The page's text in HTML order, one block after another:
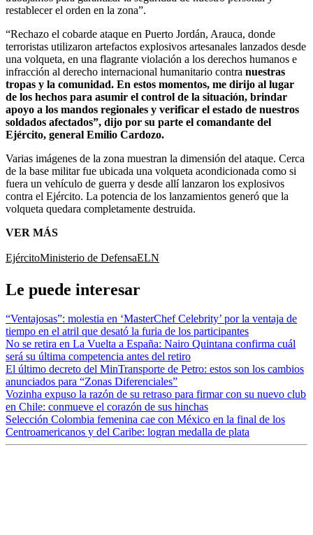
restablecer el orden en la zona”.
“Rechazo el cobarde ataque en Puerto Jordán, Arauca, donde
terroristas utilizaron artefactos explosivos artesanales lanzados desde
una volqueta, en una flagrante violación a los derechos humanos e
infracción al derecho internacional humanitario contra nuestras
tropas y la comunidad. En estos momentos, me dirijo al lugar
de los hechos para asumir el control de la situación, brindar
apoyo a los mandos regionales y verificar el estado de nuestros
soldados afectados”, dijo por su parte el comandante del
Ejército, general Emilio Cardozo.
Varias imágenes de la zona muestran la dimensión del ataque. Cerca
de la base militar fue ubicada una volqueta acondicionada como si
fuera un vehículo de guerra y desde allí lanzaron los explosivos
contra el Ejército. La potencia de los lanzamientos generó que la
volqueta quedara completamente destruida.
VER MÁS
EjércitoMinisterio de DefensaELN
Le puede interesar
“Ventajosas”: molestia en ‘MasterChef Celebrity’ por la ventaja de
tiempo en el atril que desató la furia de los participantes
No se retira en La Vuelta a España: Nairo Quintana confirma cuál
será su última competencia antes del retiro
El último decreto del MinTransporte de Petro: estos son los cambios
anunciados para “Zonas Diferenciales”
Vozinha expuso la razón de su retraso para firmar con su nuevo club
en Chile: conmueve el corazón de sus hinchas
Selección Colombia femenina cae con México en la final de los
Centroamericanos y del Caribe: logran medalla de plata